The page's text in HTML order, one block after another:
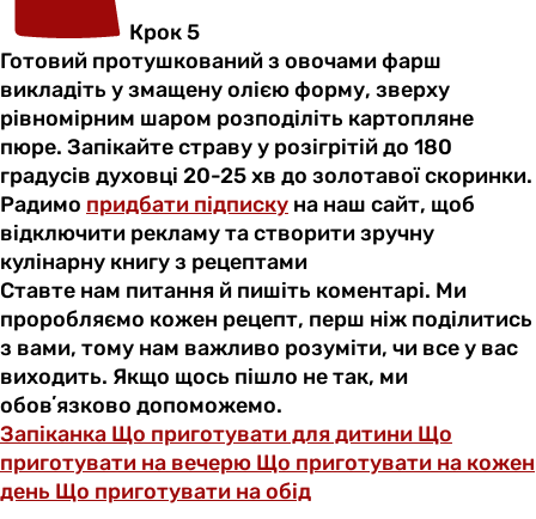
Крок 5
Готовий протушкований з овочами фарш
викладіть у змащену олією форму, зверху
рівномірним шаром розподіліть картопляне
пюре. Запікайте страву у розігрітій до 180
градусів духовці 20-25 хв до золотавої скоринки.
Радимо придбати підписку на наш сайт, щоб
відключити рекламу та створити зручну
кулінарну книгу з рецептами
Ставте нам питання й пишіть коментарі. Ми
проробляємо кожен рецепт, перш ніж поділитись
з вами, тому нам важливо розуміти, чи все у вас
виходить. Якщо щось пішло не так, ми
обовʼязково допоможемо.
Запіканка Що приготувати для дитини Що
приготувати на вечерю Що приготувати на кожен
день Що приготувати на обід